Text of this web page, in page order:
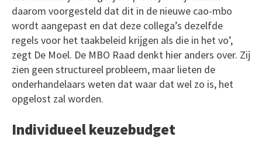
daarom voorgesteld dat dit in de nieuwe cao-mbo
wordt aangepast en dat deze collega’s dezelfde
regels voor het taakbeleid krijgen als die in het vo’,
zegt De Moel. De MBO Raad denkt hier anders over. Zij
zien geen structureel probleem, maar lieten de
onderhandelaars weten dat waar dat wel zo is, het
opgelost zal worden.
Individueel keuzebudget